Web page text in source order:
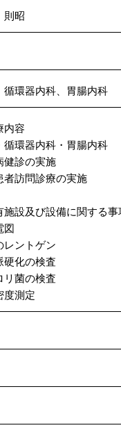
昭
循環器内科、胃腸内科
内容
循環器内科・胃腸内科
健診の実施
者訪問診療の実施
施設及び設備に関する事
図
ントゲン
化の検査
菌の検査
測定